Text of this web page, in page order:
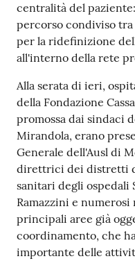
Tutti
gli
argomenti...
Seguici
su
centralità del
percorso condiviso
per la ridefinizione
all'interno della rete
Alla serata di ieri,
della Fondazione
promossa dai sindaci
Mirandola, erano
Generale dell'Ausl di
direttrici dei distretti
sanitari degli ospedali
Ramazzini e
principali aree già
coordinamento, che
importante delle